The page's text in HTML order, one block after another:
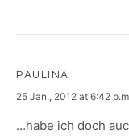
PAULINA
says:
25 Jan., 2012 at 6:42
…habe ich doch